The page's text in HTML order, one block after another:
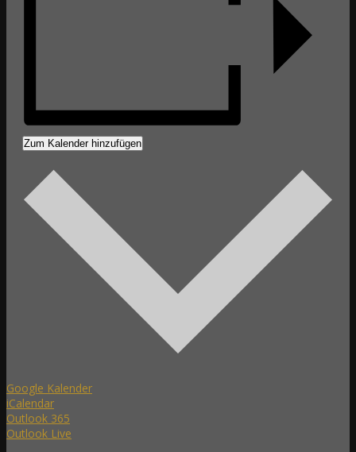
Zum Kalender hinzufügen
Google Kalender
iCalendar
Outlook 365
Outlook Live